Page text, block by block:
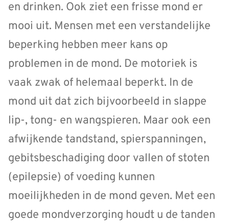
en drinken. Ook ziet een frisse mond er
mooi uit. Mensen met een verstandelijke
beperking hebben meer kans op
problemen in de mond. De motoriek is
vaak zwak of helemaal beperkt. In de
mond uit dat zich bijvoorbeeld in slappe
lip-, tong- en wangspieren. Maar ook een
afwijkende tandstand, spierspanningen,
gebitsbeschadiging door vallen of stoten
(epilepsie) of voeding kunnen
moeilijkheden in de mond geven. Met een
goede mondverzorging houdt u de tanden